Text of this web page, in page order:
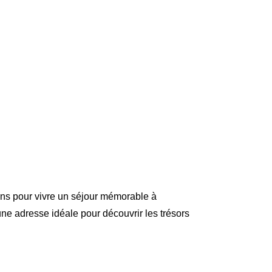
pour vivre un séjour mémorable à
adresse idéale pour découvrir les trésors